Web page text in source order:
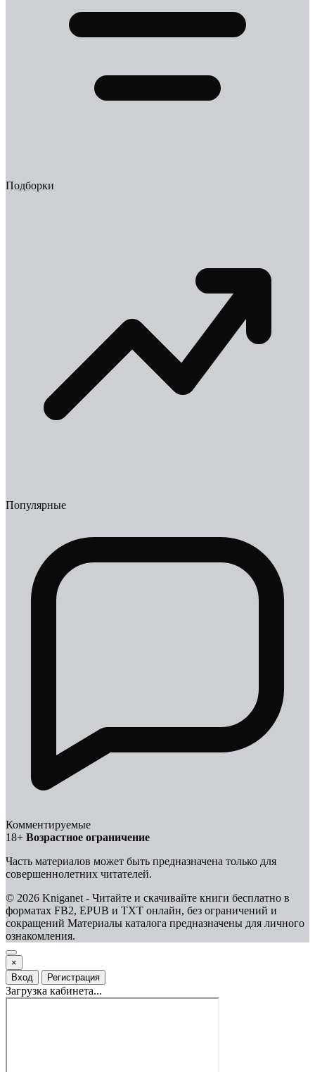
Подборки
Популярные
Комментируемые
18+ Возрастное ограничение
Часть материалов может быть предназначена только для
совершеннолетних читателей.
© 2026 Kniganet - Читайте и скачивайте книги бесплатно в
форматах FB2, EPUB и TXT онлайн, без ограничений и
сокращений Материалы каталога предназначены для личного
ознакомления.
×
Вход
Регистрация
Загрузка кабинета...